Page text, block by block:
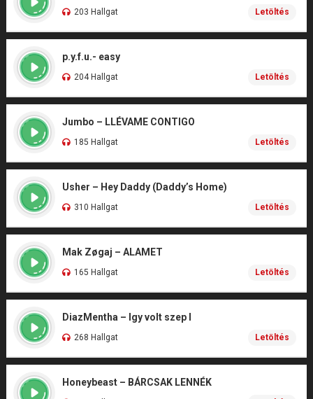
203 Hallgat Letöltés
p.y.f.u.- easy
204 Hallgat Letöltés
Jumbo – LLÉVAME CONTIGO
185 Hallgat Letöltés
Usher – Hey Daddy (Daddy’s Home)
310 Hallgat Letöltés
Mak Zøgaj – ALAMET
165 Hallgat Letöltés
DiazMentha – Igy volt szep I
268 Hallgat Letöltés
Honeybeast – BÁRCSAK LENNÉK